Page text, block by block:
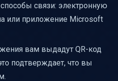
связи: электронную
или приложение Microsoft
вам выдадут QR-код
подтверждает, что вы